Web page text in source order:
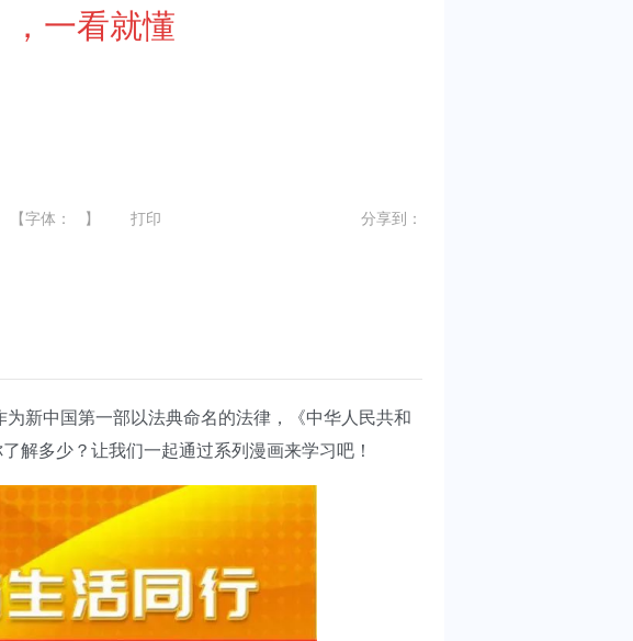
，一看就懂
【字体： 】 打印 分享到：
新中国第一部以法典命名的法律，《中华人民共和
解多少？让我们一起通过系列漫画来学习吧！